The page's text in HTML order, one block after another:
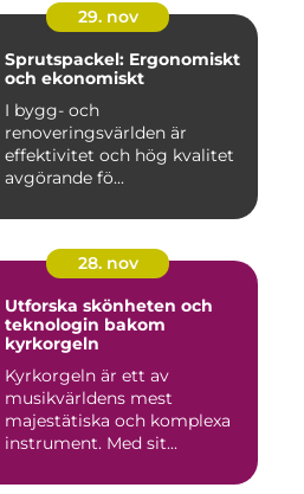
29. nov
Sprutspackel: Ergonomiskt
och ekonomiskt
I bygg- och
renoveringsvärlden är
effektivitet och hög kvalitet
avgörande fö...
28. nov
Utforska skönheten och
teknologin bakom
kyrkorgeln
Kyrkorgeln är ett av
musikvärldens mest
majestätiska och komplexa
instrument. Med sit...